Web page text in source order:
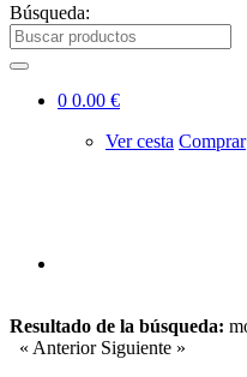
Búsqueda:
0 0.00 €
Ver cesta Comprar
Resultado de la búsqueda:
« Anterior Siguiente »